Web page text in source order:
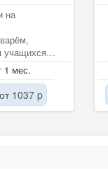
на
учащихся
в1 мес.
от 1037 p